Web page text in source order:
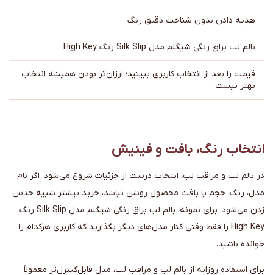
هدیه دادن بدون شناخت دقیق رنگ
بالم لب براق رنگی شیگلم مدل Silk Slip رنگ High Key
قیمت را بعد از انتخاب کاربری ببینید؛ ارزان‌تر بودن همیشه انتخاب
بهتر نیست.
انتخاب رنگ، بافت و فینیش
در بالم لب و مراقب لب، انتخاب درست از جزئیات شروع می‌شود. اگر نام
مدل، رنگ، حجم یا بافت محصول روشن نباشد، خرید بیشتر شبیه حدس
زدن می‌شود. برای نمونه، بالم لب براق رنگی شیگلم مدل Silk Slip رنگ
High Key را فقط وقتی کنار مدل‌های دیگر بگذارید که کاربری هرکدام را
خوانده باشید.
برای استفاده روزانه از بالم لب و مراقب لب، مدل قابل‌کنترل‌تر معمولاً